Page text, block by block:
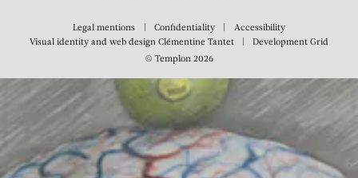
Legal mentions Confidentiality
Accessibility
Visual identity and web design Clémentine Tantet DevelopmentGrid
© Templon 2026